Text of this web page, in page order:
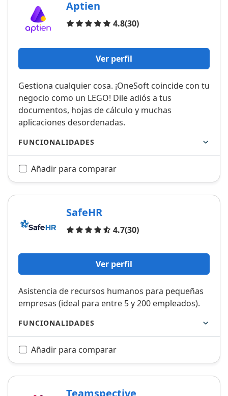
Aptien
4.8(30)
Opiniones
Ver perfil
Gestiona cualquier cosa. ¡OneSoft coincide con tu
negocio como un LEGO! Dile adiós a tus
documentos, hojas de cálculo y muchas
aplicaciones desordenadas.
FUNCIONALIDADES
Añadir para comparar
SafeHR
4.7(30)
Opiniones
Ver perfil
Asistencia de recursos humanos para pequeñas
empresas (ideal para entre 5 y 200 empleados).
FUNCIONALIDADES
Añadir para comparar